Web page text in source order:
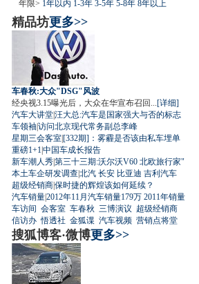
年限> 1年以内 1-3年 3-5年 5-8年 8年以上
精品坊更多>>
车春秋:大众"DSG"风波
经央视3.15曝光后，大众在华宣布召回... [详细]
汽车大讲堂|汪大总:汽车是国家强大与否的标志
车领袖|访问北京现代常务副总李峰
星期三会客室|[332期]：雾霾是否该由私车埋单
重磅1+1 |中国车成长报告
新车潮人秀|第三十三期:沃尔沃V60 北欧旅行家"
本土车企研发调查|北汽 长安 比亚迪 吉利汽车
超级经销商|保时捷的辉煌该如何延续？
汽车销量|2012年11月汽车销量179万 2011年销量
车访间 会客室 车春秋 三博演议 超级经销商
信访办 悟透社 金狐谍 汽车视频 营销点将堂
搜狐博客·微博更多>>